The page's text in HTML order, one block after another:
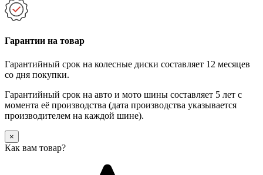
Гарантии на товар
Гарантийный срок на колесные диски составляет 12 месяцев
со дня покупки.
Гарантийный срок на авто и мото шины составляет 5 лет с
момента её производства (дата производства указывается
производителем на каждой шине).
×
Как вам товар?